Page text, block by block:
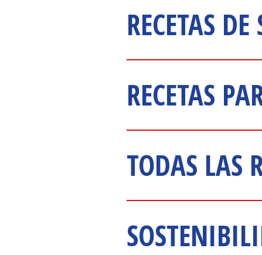
RECETAS
RECETAS
TODAS LAS